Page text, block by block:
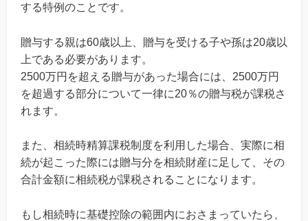
する特例のことです。
贈与する親は60歳以上、贈与を受ける子や孫は20歳以
上である必要があります。
2500万円を超える贈与があった場合には、2500万円
を超過する部分について一律に20％の贈与税が課税さ
れます。
また、相続時精算課税制度を利用した場合、実際に相
続が起こった際には贈与分を相続財産に足して、その
合計金額に相続税が課税されることになります。
もし相続時に基礎控除の範囲内におさまっていたら、